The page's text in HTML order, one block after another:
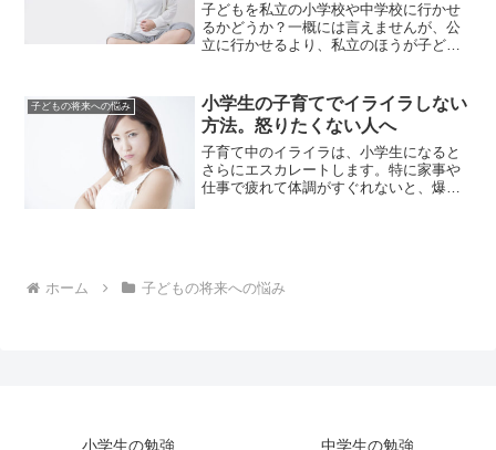
子どもを私立の小学校や中学校に行かせ
るかどうか？一概には言えませんが、公
立に行かせるより、私立のほうが子ども
立に通わせるまでのハードルは、受験と
費用の２つです。公立と比...
子どもの将来への悩み
小学生の子育てでイライラしない
方法。怒りたくない人へ
子育て中のイライラは、小学生になると
さらにエスカレートします。特に家事や
仕事で疲れて体調がすぐれないと、爆発
ホーム
子どもの将来への悩み
小学生の勉強 中学生の勉強